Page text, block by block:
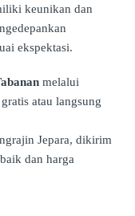
keunikan dan
ekspektasi.
melalui
atau langsung
Jepara, dikirim
dan harga